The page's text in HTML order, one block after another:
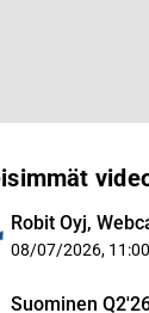
Robit Oyj,
08/07/2026,
Suominen